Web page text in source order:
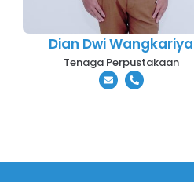
Dian Dwi Wangkariya
Tenaga Perpustakaan